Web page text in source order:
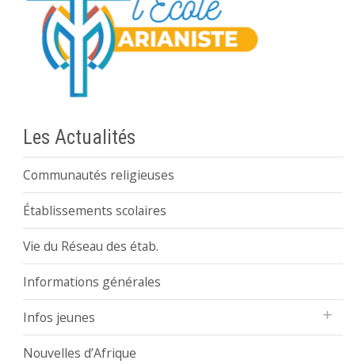
Les Actualités
Communautés religieuses
Établissements scolaires
Vie du Réseau des étab.
Informations générales
Infos jeunes
Nouvelles d’Afrique